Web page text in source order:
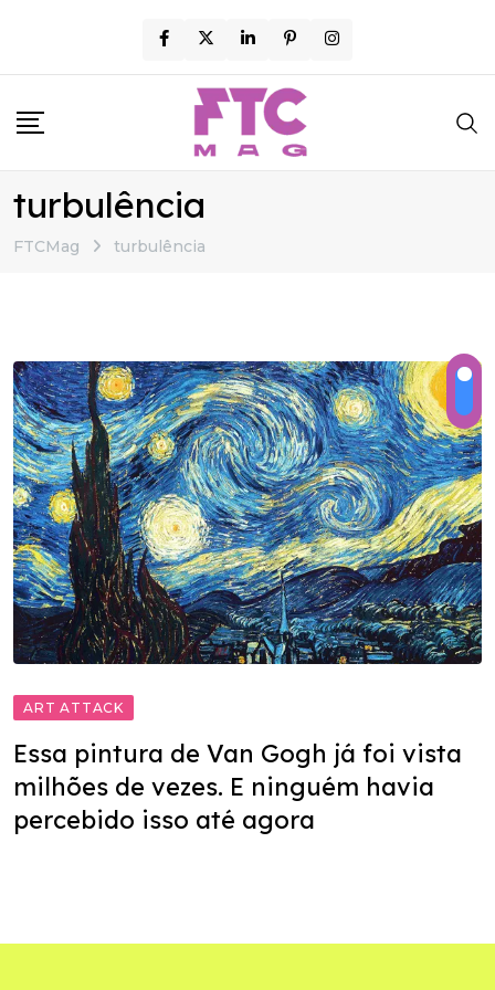
content
turbulência
FTCMag turbulência
ART ATTACK
Essa pintura de Van Gogh já foi vista
milhões de vezes. E ninguém havia
percebido isso até agora